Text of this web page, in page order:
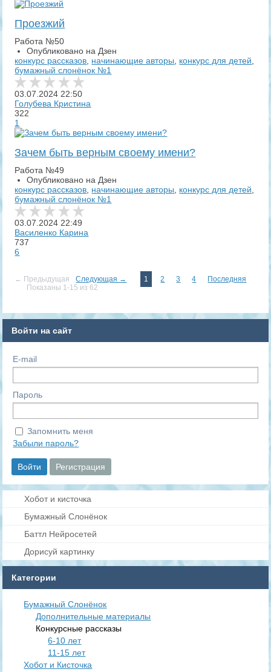
Проезжий
Работа №50
Опубликовано на Дзен
конкурс рассказов, начинающие авторы, конкурс для детей,
бумажный слонёнок №1
03.07.2024 22:50
Голубева Кристина
322
1
Зачем быть верным своему имени?
Работа №49
Опубликовано на Дзен
конкурс рассказов, начинающие авторы, конкурс для детей,
бумажный слонёнок №1
03.07.2024 22:49
Василенко Карина
737
6
← Предыдущая Следующая → 1 2 3 4
Последняя
Показаны 1-15 из 62
Войти на сайт
E-mail
Пароль
Запомнить меня
Забыли пароль?
Хобот и кисточка
Бумажный Слонёнок
Баттл Нейросетей
Дорисуй картинку
Категории
Бумажный Слонёнок
Дополнительные материалы
Конкурсные рассказы
6-10 лет
11-15 лет
Хобот и Кисточка